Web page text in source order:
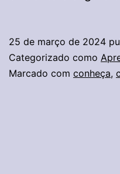
25 de março de 2024
Categorizado como
Marcado com conheça,